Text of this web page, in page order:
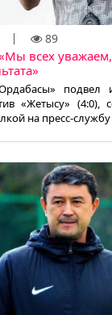
89
всех
подвел
«Жетысу» (4:0),
на пресс-